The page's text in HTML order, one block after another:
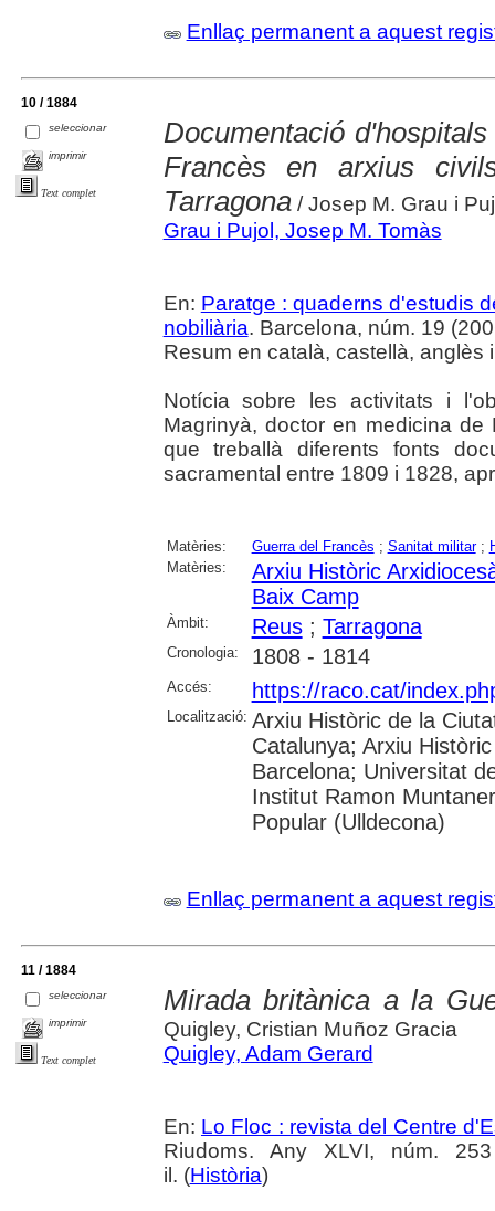
Enllaç permanent a aquest
10 / 1884
seleccionar
imprimir
Text complet
Documentació
Francès en arxius
Tarragona/ Josep M. Grau i
Grau i Pujol, Josep M. Tomàs
En: Paratge : quaderns d'estudis
nobiliària. Barcelona, núm. 19
Resum en català, castellà, anglès
Notícia sobre les activitats i
Magrinyà, doctor en medicina
que treballà diferents fonts
sacramental entre 1809 i 1828,
Matèries: Guerra del Francès ; Sanitat militar;
Matèries:
Arxiu Històric
Baix Camp
Àmbit: Reus; Tarragona
Cronologia: 1808 - 1814
Accés: https://raco.cat/
Localització: Arxiu Històric de la
Catalunya; Arxiu
Barcelona; Universitat
Institut Ramon
Popular (Ulldecona)
Enllaç permanent a aquest
11 / 1884
seleccionar
imprimir
Text complet
Mirada britànica a la
Quigley, Cristian Muñoz Gracia
Quigley, Adam Gerard
En: Lo Floc : revista del Centre
Riudoms. Any XLVI, núm.
il. (Història)